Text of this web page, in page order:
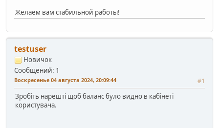
Желаем вам стабильной работы!
testuser
Новичок
Сообщений: 1
Воскресенье 04 августа 2024, 20:09:44 #1
Зробіть нарешті щоб баланс було видно в кабінеті
користувача.